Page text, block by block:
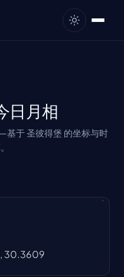
日月相
于 圣彼得堡 的坐标与时
30.3609